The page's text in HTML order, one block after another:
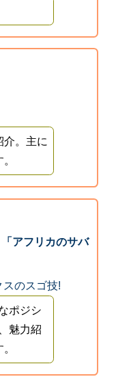
。主に
アフリカのサバ
のスゴ技!
ポジシ
魅力紹